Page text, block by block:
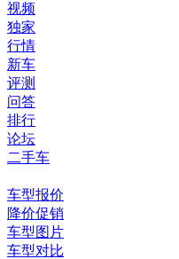
视频
独家
行情
新车
评测
问答
排行
论坛
二手车
车型报价
降价促销
车型图片
车型对比